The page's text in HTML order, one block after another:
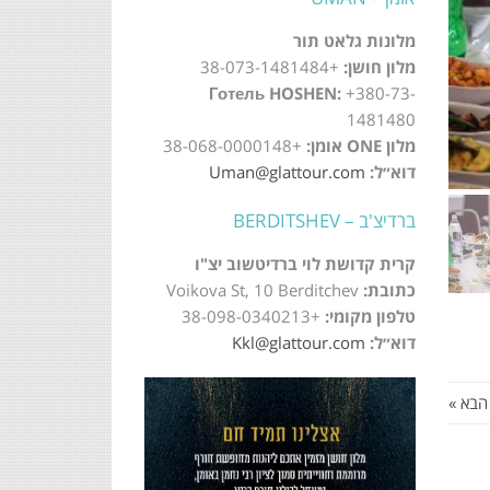
הבא »
מלונות גלאט תור
מלון חושן: +38-073-1481484
Готель HOSHEN:+380-73-
1481480
מלון ONE אומן:
+38-068-0000148
דוא״ל: Uman@glattour.com
ברדיצ'ב – BERDITSHEV
קרית קדושת לוי ברדיטשוב יצ"ו
כתובת: Voikova St, 10 Berditchev
טלפון מקומי: +38-098-0340213
דוא״ל: Kkl@glattour.com